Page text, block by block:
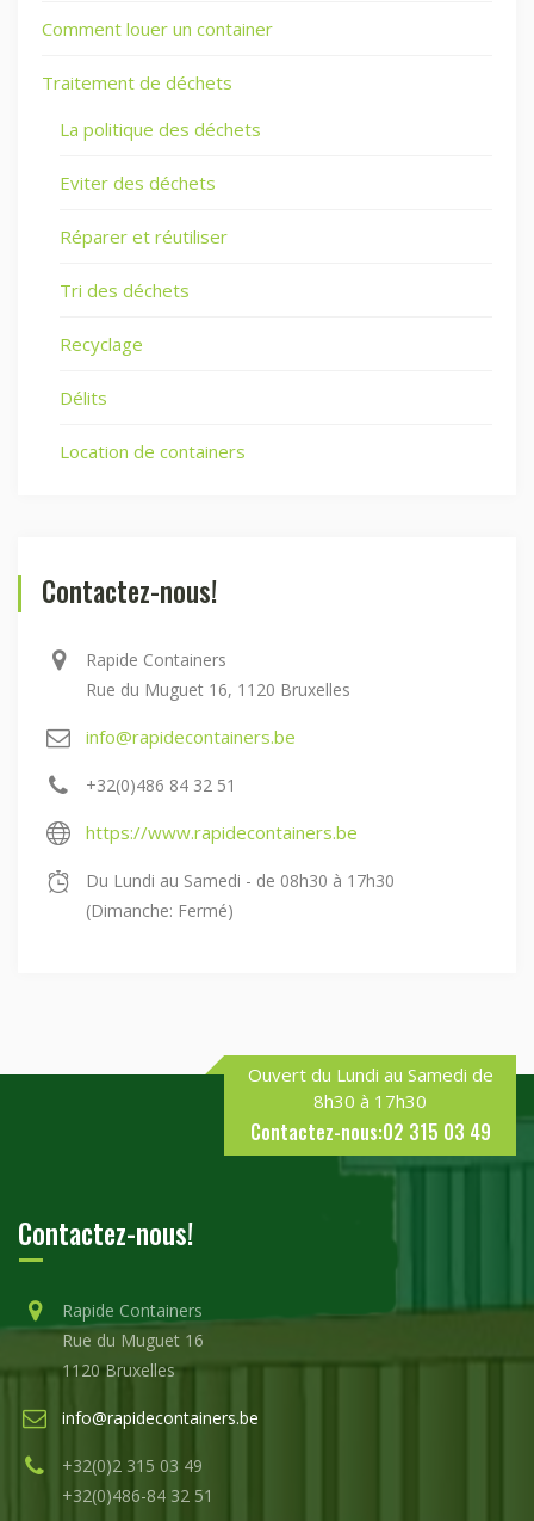
Comment louer un container
Traitement de déchets
La politique des déchets
Eviter des déchets
Réparer et réutiliser
Tri des déchets
Recyclage
Délits
Location de containers
Contactez-nous!
Rapide Containers
Rue du Muguet 16, 1120 Bruxelles
info@rapidecontainers.be
+32(0)486 84 32 51
https://www.rapidecontainers.be
Du Lundi au Samedi - de 08h30 à 17h30
(Dimanche: Fermé)
Ouvert du Lundi au Samedi de
8h30 à 17h30
Contactez-nous:02 315 03 49
Contactez-nous!
Rapide Containers
Rue du Muguet 16
1120 Bruxelles
info@rapidecontainers.be
+32(0)2 315 03 49
+32(0)486-84 32 51